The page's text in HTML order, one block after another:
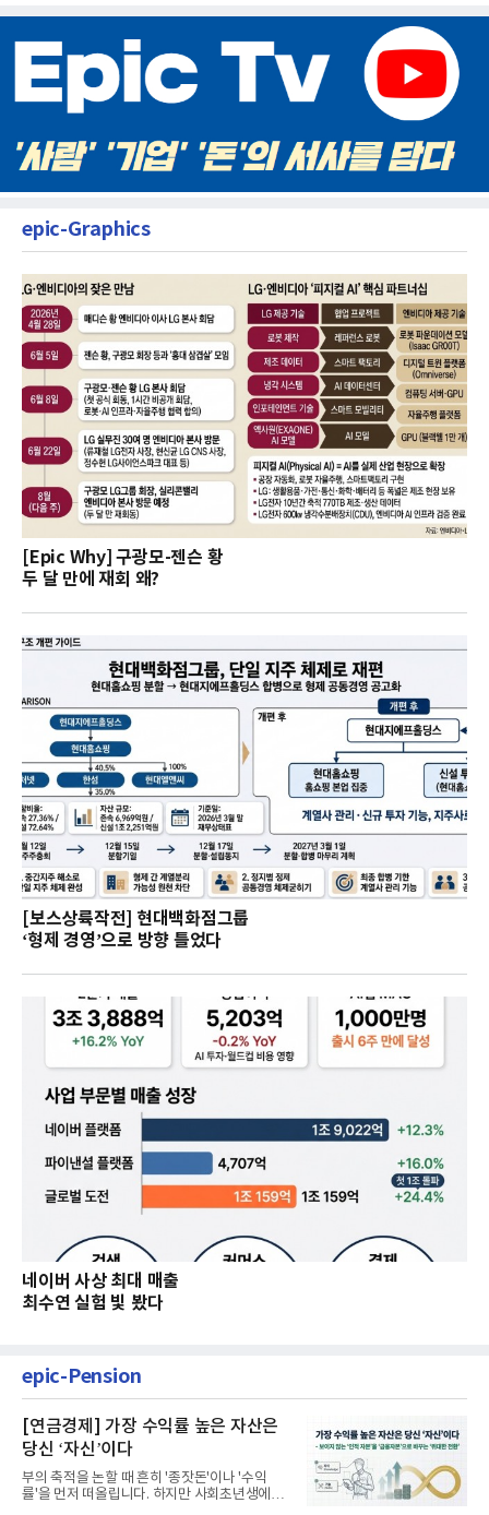
epic-Graphics
[Epic Why] 구광모-젠슨 황
두 달 만에 재회 왜?
[보스상륙작전] 현대백화점그룹
‘형제 경영’으로 방향 틀었다
네이버 사상 최대 매출
최수연 실험 빛 봤다
epic-Pension
[연금경제] 가장 수익률 높은 자산은
당신 ‘자신’이다
부의 축적을 논할 때 흔히 '종잣돈'이나 '수익
률'을 먼저 떠올립니다. 하지만 사회초년생에게